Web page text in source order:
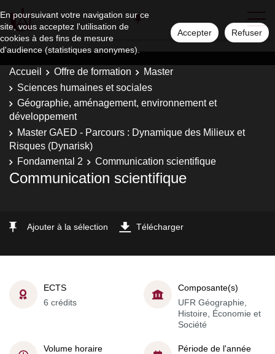
En poursuivant votre navigation sur ce
site, vous acceptez l'utilisation de
cookies à des fins de mesure
d'audience (statistiques anonymes).
Accepter Refuser
Accueil Offre de formation
Master
Sciences humaines et sociales
Géographie, aménagement, environnement et
développement
Master GAED - Parcours : Dynamique des Milieux et
Risques (Dynarisk)
Fondamental 2
Communication scientifique
Communication scientifique
Ajouter à la sélection Télécharger
ECTS
6 crédits
Composante(s)
UFR Géographie,
Histoire, Économie et
Société
Volume horaire
Période de l'année